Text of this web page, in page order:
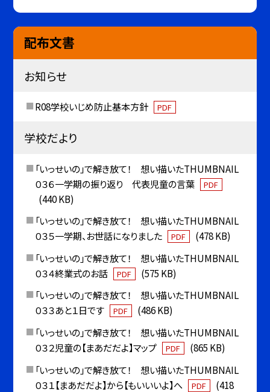
配布文書
お知らせ
R08学校いじめ防止基本方針 PDF
学校だより
「いっせいの」で解き放て！ 想い描いたTHUMBNAIL
０３６一学期の振り返り 代表児童の言葉
PDF
(440 KB)
「いっせいの」で解き放て！ 想い描いたTHUMBNAIL
０３５一学期、お世話になりました
PDF
(478 KB)
「いっせいの」で解き放て！ 想い描いたTHUMBNAIL
０３４終業式のお話
PDF
(575 KB)
「いっせいの」で解き放て！ 想い描いたTHUMBNAIL
０３３あと１日です
PDF
(486 KB)
「いっせいの」で解き放て！ 想い描いたTHUMBNAIL
０３２児童の【まあだだよ】マップ
PDF
(865 KB)
「いっせいの」で解き放て！ 想い描いたTHUMBNAIL
０３１【まあだだよ】から【もいいいよ】へ
PDF
(418